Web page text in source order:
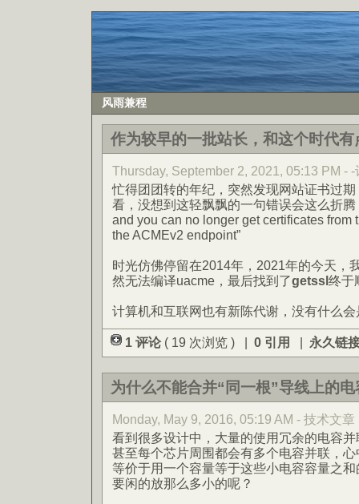
风雨兼程
作为较早的一批站长，和这个时代有
Thursday, September 2, 2021, 05:13 PM - -
忙得团团转的年纪，突然发现网站证书过
看，没想到这轻飘飘的一句错误会这么折
and you can no longer get certificates from
the ACMEv2 endpoint”
时光仿佛停留在2014年，2021年的今天，
然无法编译uacme，最后找到了getssl终于
计算机和互联网也有新陈代谢，没有什么
1 评论 ( 19 次浏览 ) | 0 引用 | 永久链
为什么不能合并“同一根”导线上的电
Monday, May 9, 2016, 05:19 AM - 技术文章
看到很多设计中，大量的使用冗余的电容
甚至每个芯片周围都会有多个电容并联，
等价于用一个容量等于这些小电容容量之
要闲的放那么多小的呢？